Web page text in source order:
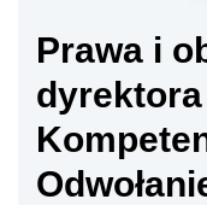
Prawa i
dyrektora